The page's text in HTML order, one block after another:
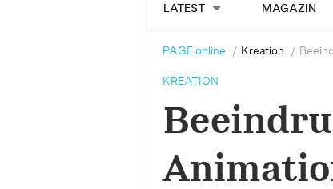
LATEST MAGAZIN
PAGE online Kreation
KREATION